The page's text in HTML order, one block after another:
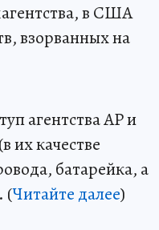
в США
взорванных на
агентства AP и
их качестве
батарейка, а
(Читайте далее)